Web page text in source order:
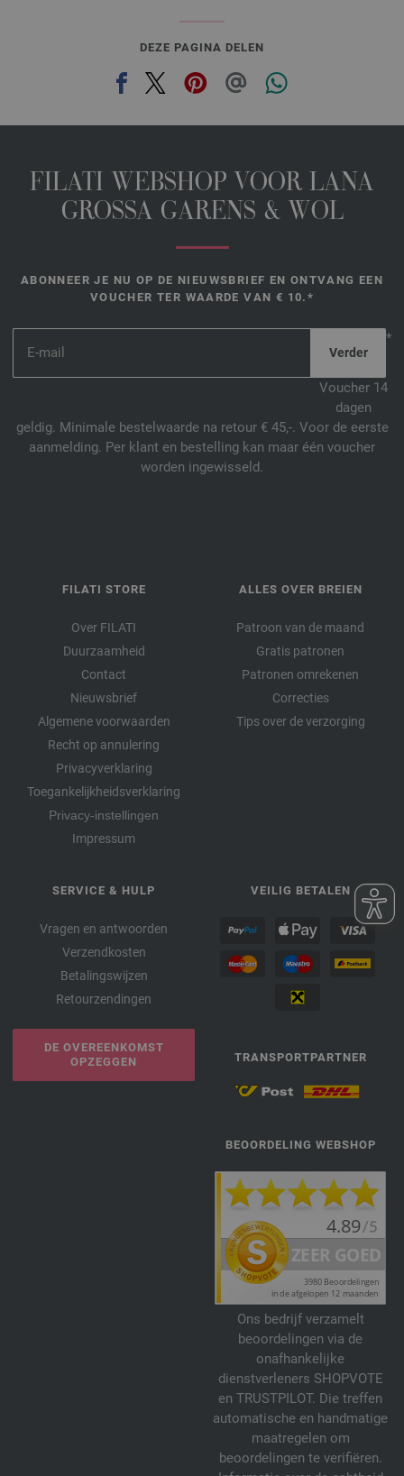
DEZE PAGINA DELEN
FILATI WEBSHOP VOOR LANA
GROSSA GARENS & WOL
ABONNEER JE NU OP DE NIEUWSBRIEF EN ONTVANG EEN
VOUCHER TER WAARDE VAN € 10.*
*
Voucher 14
dagen
geldig. Minimale bestelwaarde na retour € 45,-. Voor de eerste
aanmelding. Per klant en bestelling kan maar één voucher
worden ingewisseld.
FILATI STORE
Over FILATI
Duurzaamheid
Contact
Nieuwsbrief
Algemene voorwaarden
Recht op annulering
Privacyverklaring
Toegankelijkheidsverklaring
Privacy-instellingen
Impressum
ALLES OVER BREIEN
Patroon van de maand
Gratis patronen
Patronen omrekenen
Correcties
Tips over de verzorging
SERVICE & HULP
Vragen en antwoorden
Verzendkosten
Betalingswijzen
Retourzendingen
DE OVEREENKOMST
OPZEGGEN
VEILIG BETALEN
TRANSPORTPARTNER
BEOORDELING WEBSHOP
Ons bedrijf verzamelt
beoordelingen via de
onafhankelijke
dienstverleners SHOPVOTE
en TRUSTPILOT. Die treffen
automatische en handmatige
maatregelen om
beoordelingen te verifiëren.